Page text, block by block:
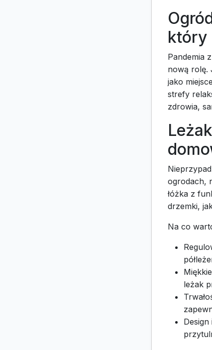
który
Pandemia
nową rolę.
jako
strefy
zdrowia,
ogrodach,
łóżka z
drzemki,
Na co
leżak